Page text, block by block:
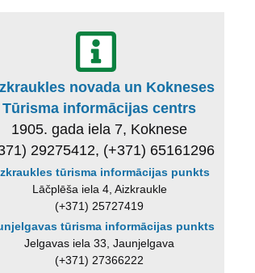
novada un Kokneses
Tūrisma informācijas centrs
1905. gada iela 7, Koknese
29275412, (+371) 65161296
tūrisma informācijas punkts
Lāčplēša iela 4, Aizkraukle
(+371) 25727419
tūrisma informācijas punkts
Jelgavas iela 33, Jaunjelgava
(+371) 27366222